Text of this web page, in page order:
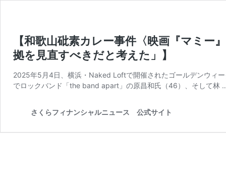
【和歌山砒素カレー事件〈映画『マミ
拠を見直すべきだと考えた」】
2025年5月4日、横浜・Naked Loftで開催されたゴールデンウィ
でロックバンド「the band apart」の原昌和氏（46）、そして林
さくらフィナンシャルニュース 公式サイト